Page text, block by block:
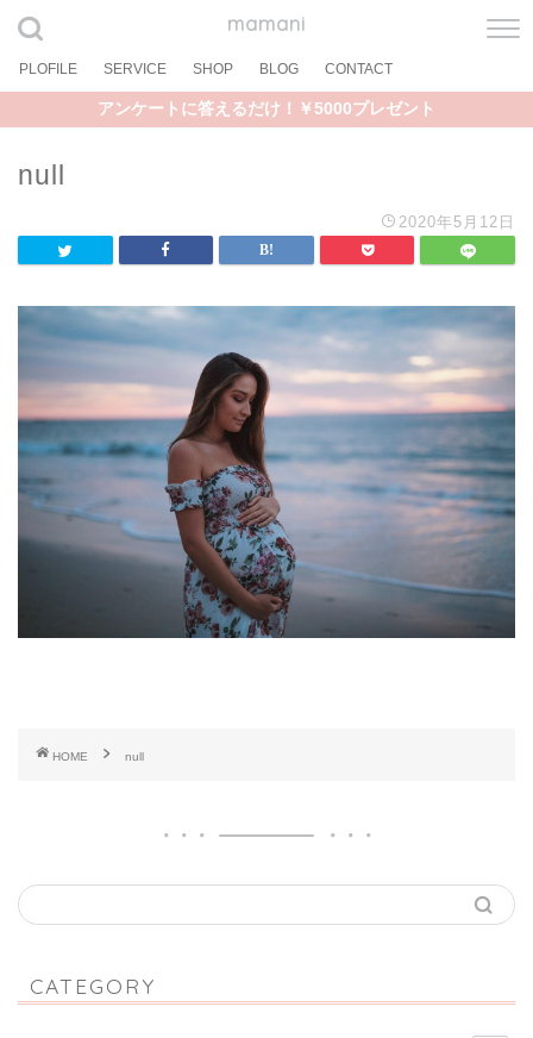
mamani
PLOFILE SERVICE SHOP BLOG CONTACT
アンケートに答えるだけ！￥5000プレゼント
null
2020年5月12日
HOME null
CATEGORY